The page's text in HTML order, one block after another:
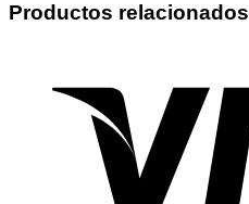
Productos relacionados